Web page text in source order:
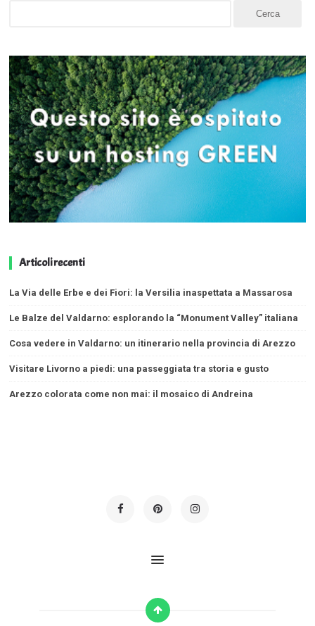
Articoli recenti
La Via delle Erbe e dei Fiori: la Versilia inaspettata a Massarosa
Le Balze del Valdarno: esplorando la “Monument Valley” italiana
Cosa vedere in Valdarno: un itinerario nella provincia di Arezzo
Visitare Livorno a piedi: una passeggiata tra storia e gusto
Arezzo colorata come non mai: il mosaico di Andreina